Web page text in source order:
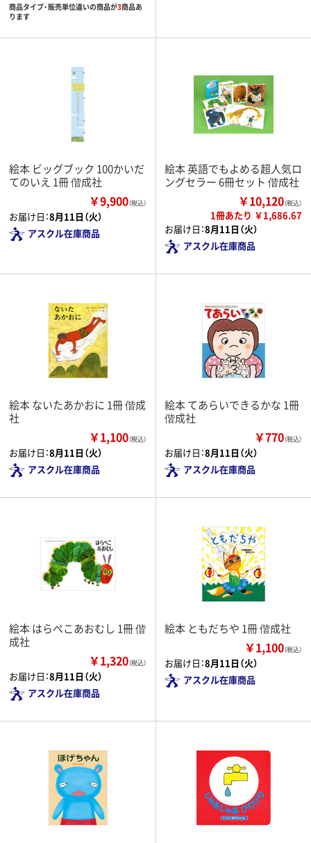
商品タイプ・販売単位違いの商品が3商品あ
ります
絵本 ビッグブック 100かいだ
てのいえ 1冊 偕成社
￥9,900（税込）
お届け日：8月11日（火）
アスクル在庫商品
絵本 英語でもよめる超人気ロ
ングセラー 6冊セット 偕成社
￥10,120（税込）
1冊あたり ￥1,686.67
お届け日：8月11日（火）
アスクル在庫商品
絵本 ないたあかおに 1冊 偕成
社
￥1,100（税込）
お届け日：8月11日（火）
アスクル在庫商品
絵本 てあらいできるかな 1冊
偕成社
￥770（税込）
お届け日：8月11日（火）
アスクル在庫商品
絵本 はらぺこあおむし 1冊 偕
成社
￥1,320（税込）
お届け日：8月11日（火）
アスクル在庫商品
絵本 ともだちや 1冊 偕成社
￥1,100（税込）
お届け日：8月11日（火）
アスクル在庫商品